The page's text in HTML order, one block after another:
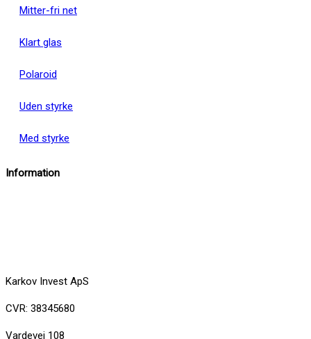
Mitter-fri net
Klart glas
Polaroid
Uden styrke
Med styrke
Information
Karkov Invest ApS
CVR: 38345680
Vardevej 108